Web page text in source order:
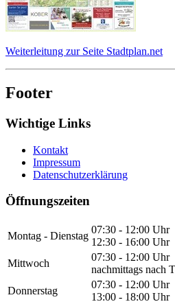
Weiterleitung zur Seite Stadtplan.net
Footer
Wichtige Links
Kontakt
Impressum
Datenschutzerklärung
Öffnungszeiten
Montag - Dienstag
07:30 - 12:00 Uhr
12:30 - 16:00 Uhr
Mittwoch
07:30 - 12:00 Uhr
nachmittags nach
Donnerstag
07:30 - 12:00 Uhr
13:00 - 18:00 Uhr